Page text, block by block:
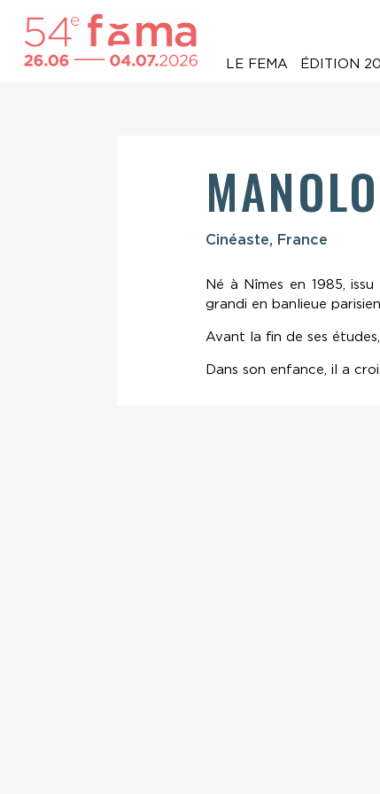
LE FEMA ÉDITION
Cinéaste, France
Né à Nîmes en 1985,
grandi en banlieue
Avant la fin de ses
Dans son enfance, il a